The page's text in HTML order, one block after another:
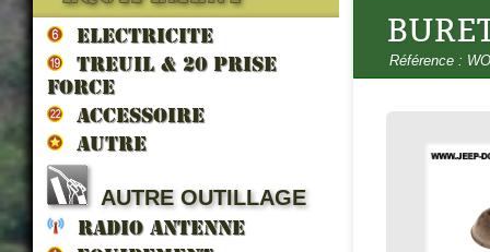
ELECTRICITE
TREUIL & 20 prise
force
ACCESSOIRE
AUTRE
AUTRE OUTILLAGE
RADIO ANTENNE
Référence :
LIBERATION par francois